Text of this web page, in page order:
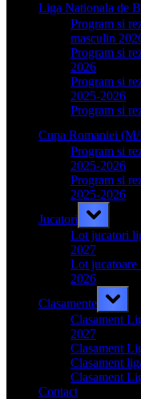
Liga Nationala de
Program si
masculin
Program si
2026
Program si
2025-2026
Program si
Cupa Romaniei
Program si
2025-2026
Program si
2025-2026
Jucatori
Toggle
sub-
menu
Lot jucatori
2027
Lot jucatoare
2026
Clasamente
Toggle
sub-
menu
Clasament
2027
Clasament
Clasament
Clasament
Contact